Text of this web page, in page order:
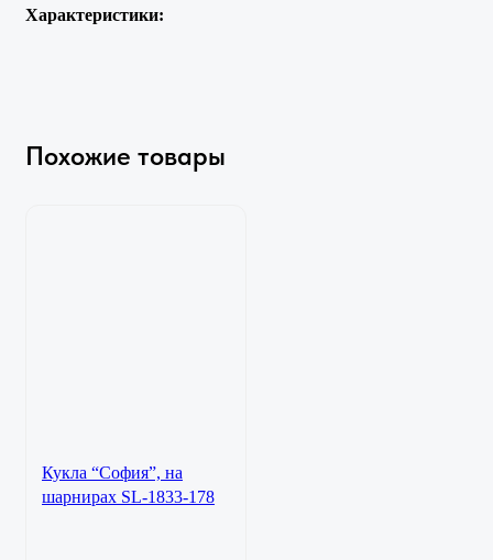
Характеристики:
Похожие товары
Кукла “София”, на
шарнирах SL-1833-178